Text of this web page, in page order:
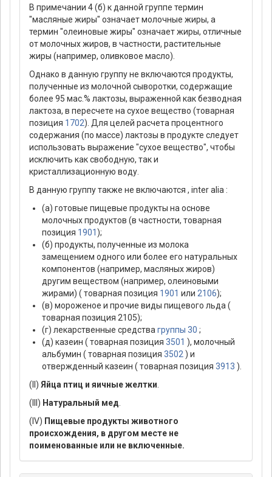
В примечании 4 (б) к данной группе термин
"масляные жиры" означает молочные жиры, а
термин "олеиновые жиры" означает жиры, отличные
от молочных жиров, в частности, растительные
жиры (например, оливковое масло).
Однако в данную группу не включаются продукты,
полученные из молочной сыворотки, содержащие
более 95 мас.% лактозы, выраженной как безводная
лактоза, в пересчете на сухое вещество (товарная
позиция 1702). Для целей расчета процентного
содержания (по массе) лактозы в продукте следует
использовать выражение "сухое вещество", чтобы
исключить как свободную, так и
кристаллизационную воду.
В данную группу также не включаются , inter alia :
(а) готовые пищевые продукты на основе
молочных продуктов (в частности, товарная
позиция 1901);
(б) продукты, полученные из молока
замещением одного или более его натуральных
компонентов (например, масляных жиров)
другим веществом (например, олеиновыми
жирами) ( товарная позиция 1901 или 2106);
(в) мороженое и прочие виды пищевого льда (
товарная позиция 2105);
(г) лекарственные средства группы 30 ;
(д) казеин ( товарная позиция 3501 ), молочный
альбумин ( товарная позиция 3502 ) и
отвержденный казеин ( товарная позиция 3913 ).
(II) Яйца птиц и яичные желтки
(III) Натуральный мед
(IV) Пищевые продукты животного
происхождения, в другом месте не
поименованные или не включенные.